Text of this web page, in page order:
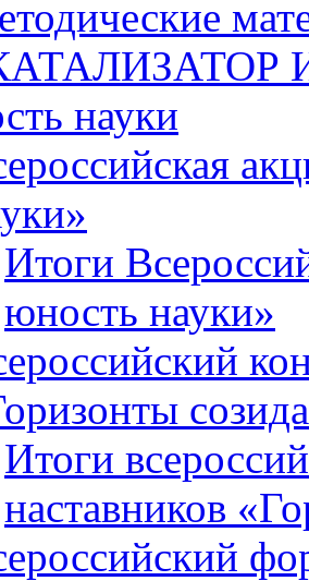
науки
Итоги
юность науки»
Итоги
наставников